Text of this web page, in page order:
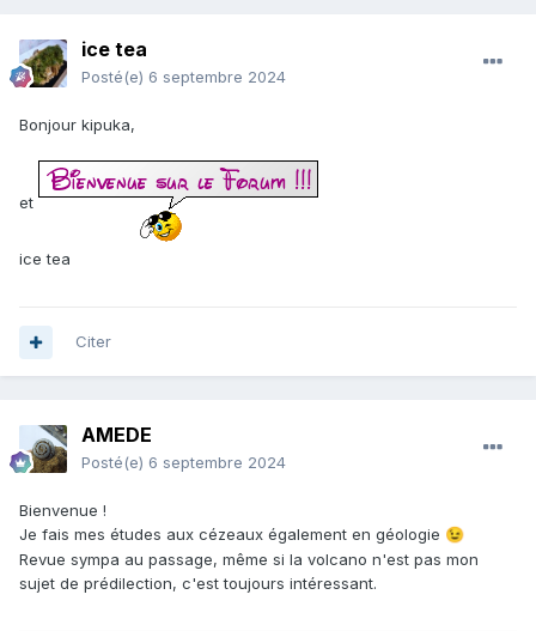
ice tea
Posté(e) 6 septembre 2024
Bonjour kipuka,
et
ice tea
Citer
AMEDE
Posté(e) 6 septembre 2024
Bienvenue !
Je fais mes études aux cézeaux également en géologie 😉
Revue sympa au passage, même si la volcano n'est pas mon
sujet de prédilection, c'est toujours intéressant.